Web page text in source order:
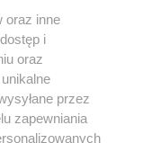
Kontakt
Katalog firm
oraz inne
i
oraz
przez
zapewniania